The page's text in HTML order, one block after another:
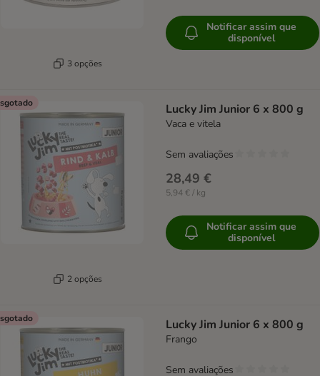
3 opções
Notificar assim que
disponível
2 opções
Lucky Jim Junior 6 x 800 g
Vaca e vitela
28,49 €
5,94 € / kg
Sem avaliações
Notificar assim que
disponível
Lucky Jim Junior 6 x 800 g
Frango
Sem avaliações